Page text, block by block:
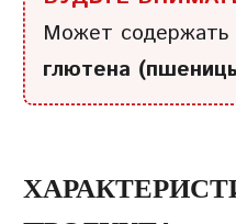
Может содержать
глютена